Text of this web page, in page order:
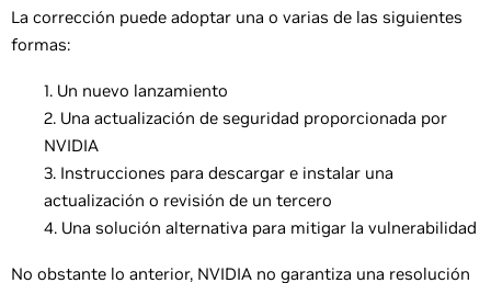
La corrección puede adoptar una o varias de las siguientes
formas:
Un nuevo lanzamiento
Una actualización de seguridad proporcionada por
NVIDIA
Instrucciones para descargar e instalar una
actualización o revisión de un tercero
Una solución alternativa para mitigar la vulnerabilidad
No obstante lo anterior, NVIDIA no garantiza una resolución